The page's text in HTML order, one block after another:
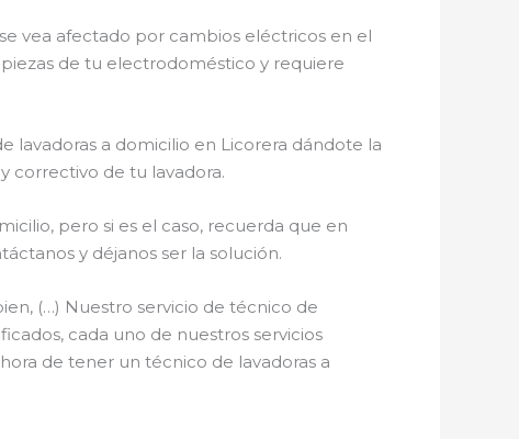
vea afectado por cambios eléctricos en el
de tu electrodoméstico y requiere
lavadoras a domicilio en Licorera dándote la
correctivo de tu lavadora.
pero si es el caso, recuerda que en
y déjanos ser la solución.
(…) Nuestro servicio de técnico de
cada uno de nuestros servicios
de tener un técnico de lavadoras a